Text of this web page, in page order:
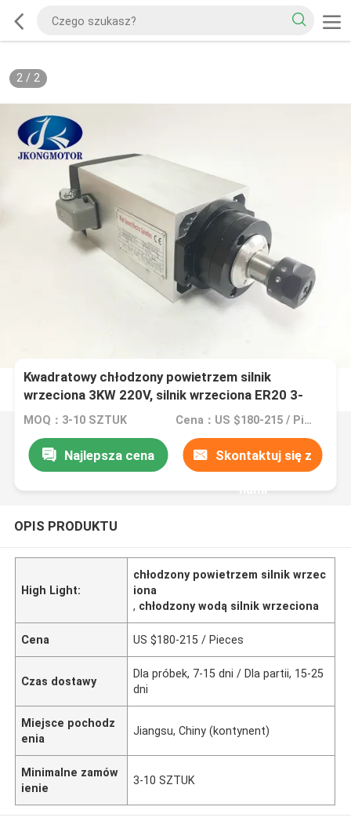
2/ 2
Kwadratowy chłodzony powietrzem silnik
wrzeciona 3KW 220V, silnik wrzeciona ER20 3-
fazowy 18000RPM
MOQ：3-10 SZTUK Cena：US $180-215 / Pieces
Najlepsza cena Skontaktuj się z
nami
OPIS PRODUKTU
High Light:
chłodzony powietrzem silnik wrzec
iona
, chłodzony wodą silnik wrzeciona
Cena US $180-215 / Pieces
Czas dostawy
Dla próbek, 7-15 dni / Dla partii, 15-25
dni
Miejsce pochodz
enia
Jiangsu, Chiny (kontynent)
Minimalne zamów
ienie
3-10 SZTUK